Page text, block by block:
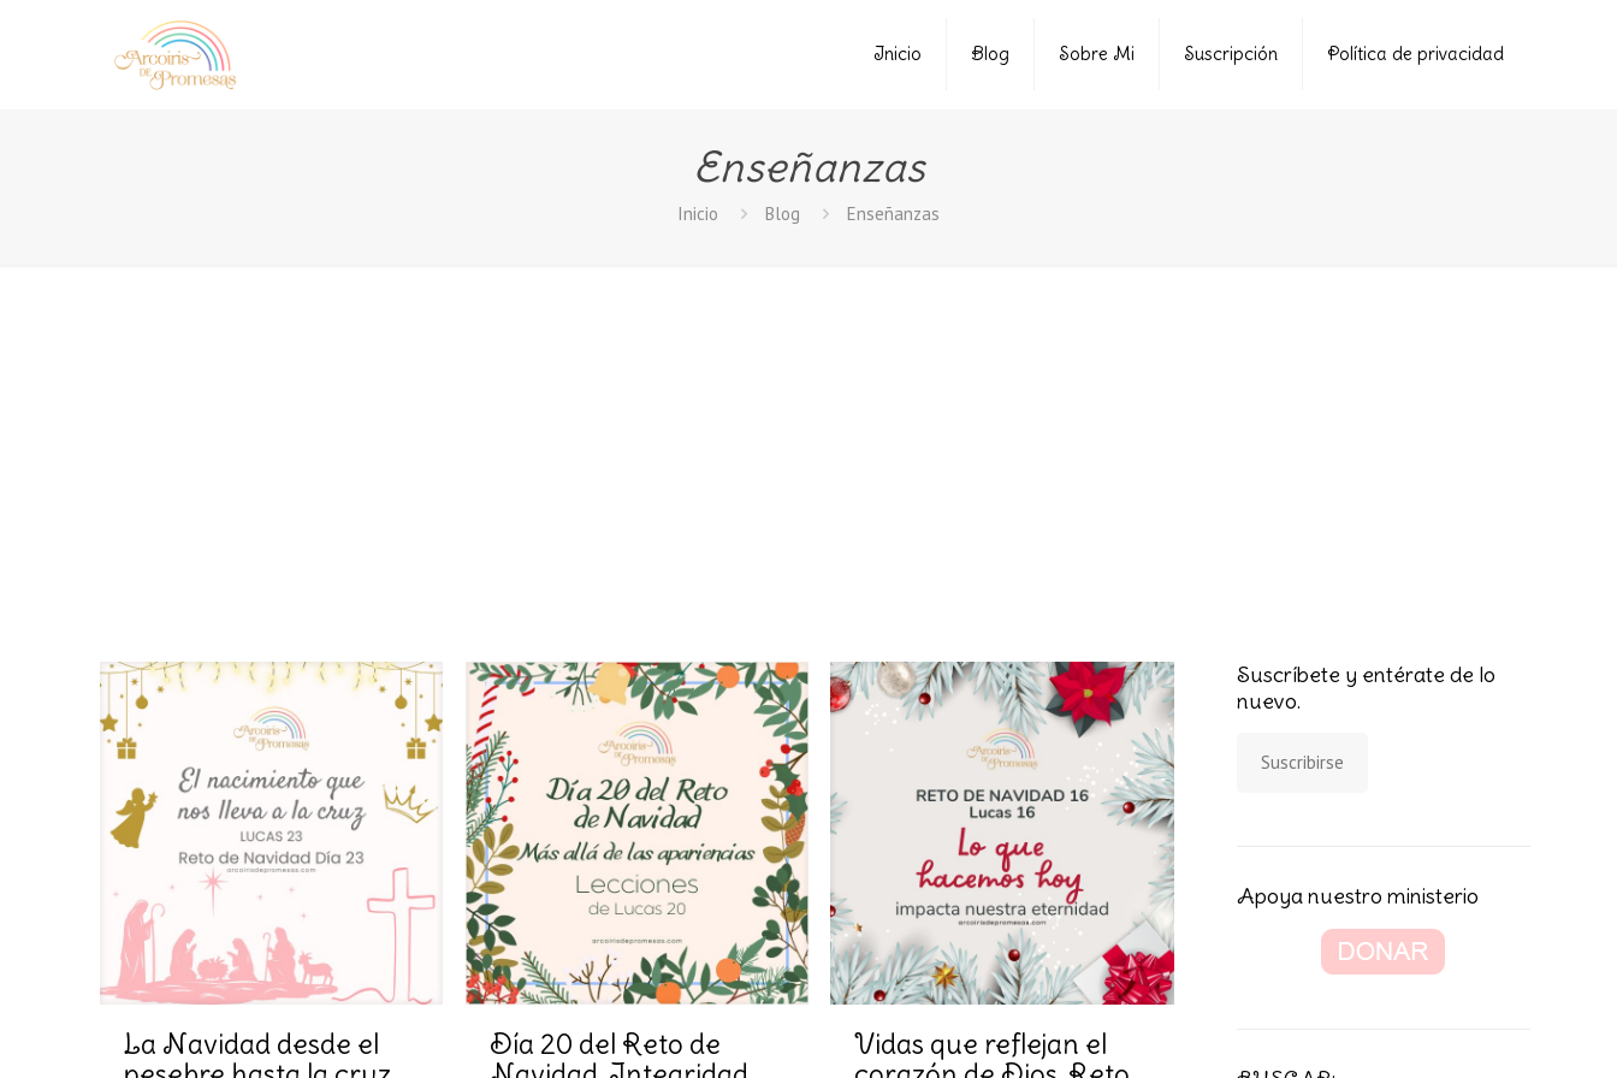
Inicio Blog Sobre Mi Suscripción Política de privacidad
Enseñanzas
Inicio Blog Enseñanzas
La Navidad desde el
Día 20 del Reto de
Vidas que reflejan el
Suscríbete y entérate de lo
nuevo.
Suscribirse
Apoya nuestro ministerio